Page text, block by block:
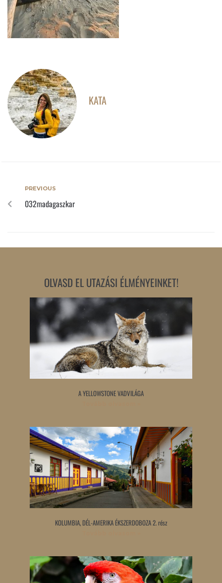
KATA
PREVIOUS
032madagaszkar
OLVASD EL UTAZÁSI ÉLMÉNYEINKET!
A YELLOWSTONE VADVILÁGA
KOLUMBIA, DÉL-AMERIKA ÉKSZERDOBOZA 2. rész